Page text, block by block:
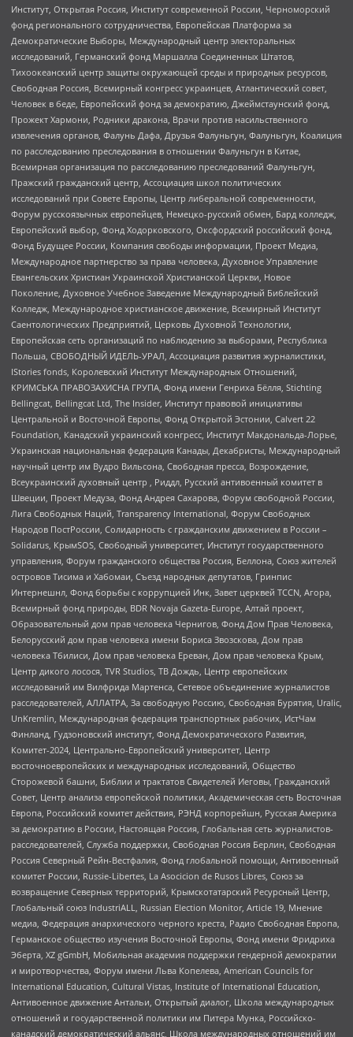
Институт, Открытая Россия, Институт современной России, Черноморский
фонд регионального сотрудничества, Европейская Платформа за
Демократические Выборы, Международный центр электоральных
исследований, Германский фонд Маршалла Соединенных Штатов,
Тихоокеанский центр защиты окружающей среды и природных ресурсов,
Свободная Россия, Всемирный конгресс украинцев, Атлантический совет,
Человек в беде, Европейский фонд за демократию, Джеймстаунский фонд,
Прожект Хармони, Родники дракона, Врачи против насильственного
извлечения органов, Фалунь Дафа, Друзья Фалуньгун, Фалуньгун, Коалиция
по расследованию преследования в отношении Фалуньгун в Китае,
Всемирная организация по расследованию преследований Фалуньгун,
Пражский гражданский центр, Ассоциация школ политических
исследований при Совете Европы, Центр либеральной современности,
Форум русскоязычных европейцев, Немецко-русский обмен, Бард колледж,
Европейский выбор, Фонд Ходорковского, Оксфордский российский фонд,
Фонд Будущее России, Компания свободы информации, Проект Медиа,
Международное партнерство за права человека, Духовное Управление
Евангельских Христиан Украинской Христианской Церкви, Новое
Поколение, Духовное Учебное Заведение Международный Библейский
Колледж, Международное христианское движение, Всемирный Институт
Саентологических Предприятий, Церковь Духовной Технологии,
Европейская сеть организаций по наблюдению за выборами, Республика
Польша, СВОБОДНЫЙ ИДЕЛЬ-УРАЛ, Ассоциация развития журналистики,
IStories fonds, Королевский Институт Международных Отношений,
КРИМСЬКА ПРАВОЗАХИСНА ГРУПА, Фонд имени Генриха Бёлля, Stichting
Bellingcat, Bellingcat Ltd, The Insider, Институт правовой инициативы
Центральной и Восточной Европы, Фонд Открытой Эстонии, Calvert 22
Foundation, Канадский украинский конгресс, Институт Макдональда-Лорье,
Украинская национальная федерация Канады, Декабристы, Международный
научный центр им Вудро Вильсона, Свободная пресса, Возрождение,
Всеукраинский духовный центр , Риддл, Русский антивоенный комитет в
Швеции, Проект Медуза, Фонд Андрея Сахарова, Форум свободной России,
Лига Свободных Наций, Transparеncy International, Форум Свободных
Народов ПостРоссии, Солидарность с гражданским движением в России –
Solidarus, КрымSOS, Свободный университет, Институт государственного
управления, Форум гражданского общества Россия, Беллона, Союз жителей
островов Тисима и Хабомаи, Съезд народных депутатов, Гринпис
Интернешнл, Фонд борьбы с коррупцией Инк, Завет церквей TCCN, Агора,
Всемирный фонд природы, BDR Novaja Gazeta-Europe, Алтай проект,
Образовательный дом прав человека Чернигов, Фонд Дом Прав Человека,
Белорусский дом прав человека имени Бориса Звозскова, Дом прав
человека Тбилиси, Дом прав человека Ереван, Дом прав человека Крым,
Центр дикого лосося, TVR Studios, ТВ Дождь, Центр европейских
исследований им Вилфрида Мартенса, Сетевое объединение журналистов
расследователей, АЛЛАТРА, За свободную Россию, Свободная Бурятия, Uralic,
UnKremlin, Международная федерация транспортных рабочих, ИстЧам
Финланд, Гудзоновский институт, Фонд Демократического Развития,
Комитет-2024, Центрально-Европейский университет, Центр
восточноевропейских и международных исследований, Общество
Сторожевой башни, Библии и трактатов Свидетелей Иеговы, Гражданский
Совет, Центр анализа европейской политики, Академическая сеть Восточная
Европа, Российский комитет действия, РЭНД корпорейшн, Русская Америка
за демократию в России, Настоящая Россия, Глобальная сеть журналистов-
расследователей, Служба поддержки, Свободная Россия Берлин, Свободная
Россия Северный Рейн-Вестфалия, Фонд глобальной помощи, Антивоенный
комитет России, Russie-Libertes, La Asocicion de Rusos Libres, Союз за
возвращение Северных территорий, Крымскотатарский Ресурсный Центр,
Глобальный союз IndustriALL, Russian Election Monitor, Article 19, Мнение
медиа, Федерация анархического черного креста, Радио Свободная Европа,
Германское общество изучения Восточной Европы, Фонд имени Фридриха
Эберта, XZ gGmbH, Мобильная академия поддержки гендерной демократии
и миротворчества, Форум имени Льва Копелева, American Councils for
International Education, Cultural Vistas, Institute of International Education,
Антивоенное движение Антальи, Открытый диалог, Школа международных
отношений и государственной политики им Питера Мунка, Российско-
канадский демократический альянс, Школа международных отношений им